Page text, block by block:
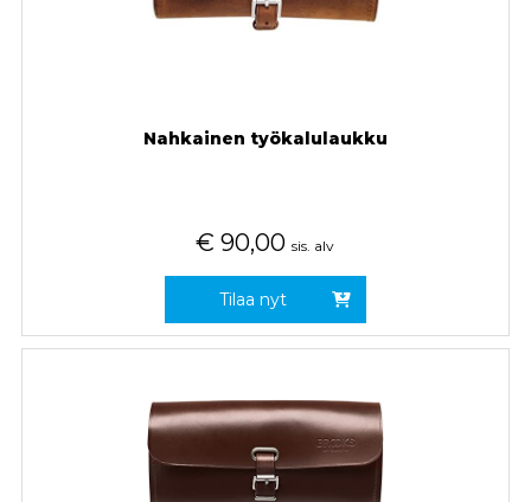
Nahkainen työkalulaukku
€ 90,00 sis. alv
Tilaa nyt